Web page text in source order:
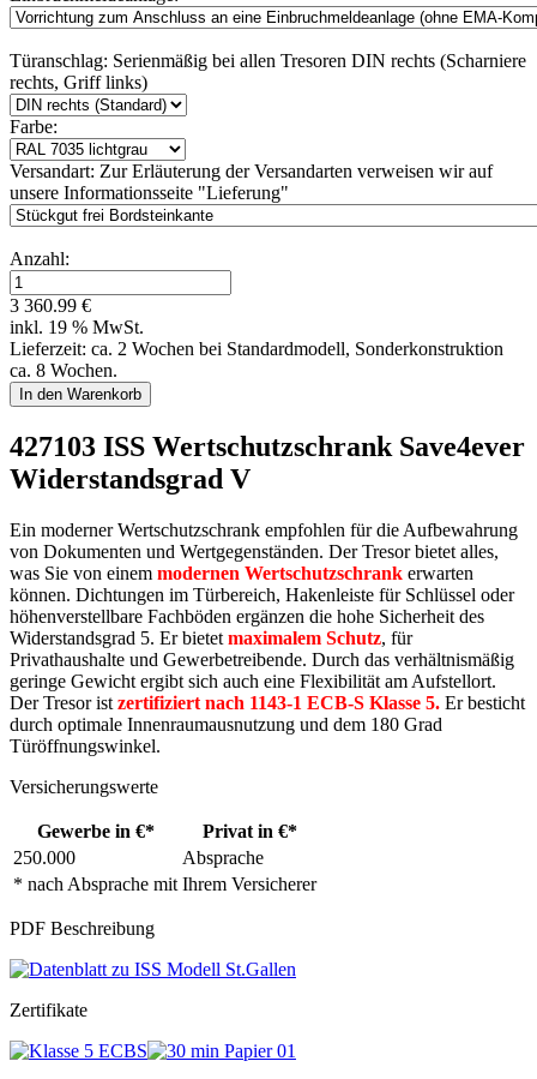
Türanschlag: Serienmäßig bei allen Tresoren DIN rechts (Scharniere
rechts, Griff links)
Farbe:
Versandart: Zur Erläuterung der Versandarten verweisen wir auf
unsere Informationsseite "Lieferung"
Anzahl:
3 360.99 €
inkl. 19 % MwSt.
Lieferzeit: ca. 2 Wochen bei Standardmodell, Sonderkonstruktion
ca. 8 Wochen.
427103 ISS Wertschutzschrank Save4ever
Widerstandsgrad V
Ein moderner Wertschutzschrank empfohlen für die Aufbewahrung
von Dokumenten und Wertgegenständen. Der Tresor bietet alles,
was Sie von einem modernen Wertschutzschrank erwarten
können. Dichtungen im Türbereich, Hakenleiste für Schlüssel oder
höhenverstellbare Fachböden ergänzen die hohe Sicherheit des
Widerstandsgrad 5. Er bietet maximalem Schutz, für
Privathaushalte und Gewerbetreibende. Durch das verhältnismäßig
geringe Gewicht ergibt sich auch eine Flexibilität am Aufstellort.
Der Tresor ist zertifiziert nach 1143-1 ECB-S Klasse 5. Er besticht
durch optimale Innenraumausnutzung und dem 180 Grad
Türöffnungswinkel.
Versicherungswerte
Gewerbe in €* Privat in €*
* nach Absprache mit Ihrem Versicherer
250.000 Absprache
PDF Beschreibung
Zertifikate